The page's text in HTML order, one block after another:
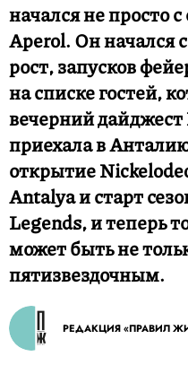
начался не просто
Aperol. Он начался
рост, запусков
на списке гостей,
вечерний
приехала в
открытие
Antalya и старт
Legends, и теперь
может быть не
пятизвездочным.
РЕДАКЦИЯ «ПРАВИЛ